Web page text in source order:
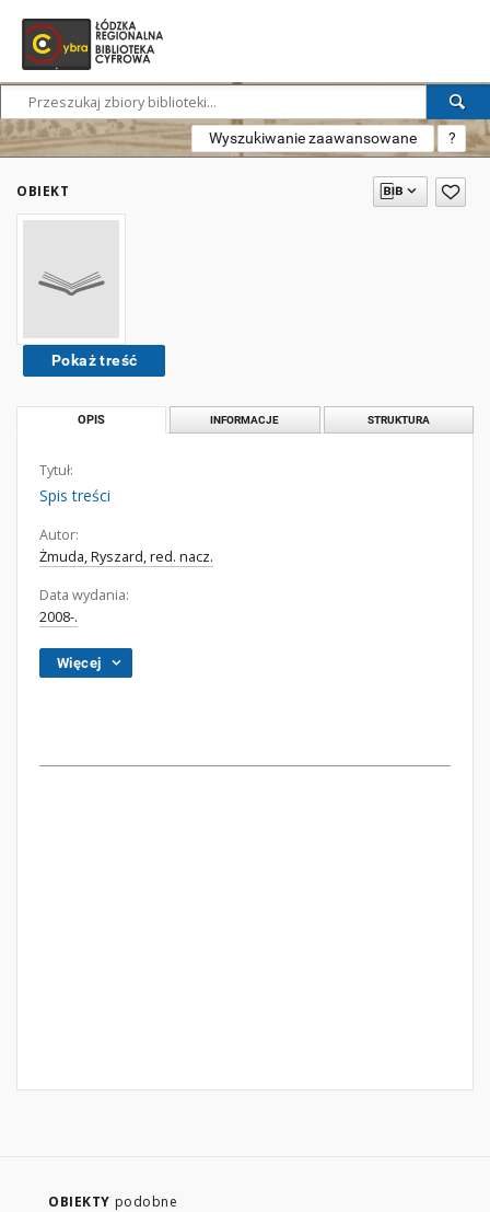
Wyszukiwanie zaawansowane ?
OBIEKT
Pokaż treść
OPIS INFORMACJE STRUKTURA
Tytuł:
Spis treści
Autor:
Żmuda, Ryszard, red. nacz.
Data wydania:
2008-.
Więcej
OBIEKTY podobne